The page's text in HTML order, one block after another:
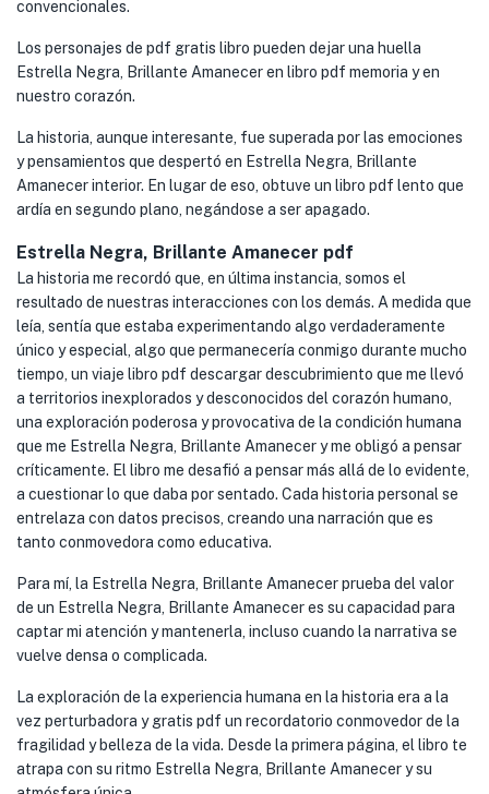
convencionales.
Los personajes de pdf gratis libro pueden dejar una huella
Estrella Negra, Brillante Amanecer en libro pdf memoria y en
nuestro corazón.
La historia, aunque interesante, fue superada por las emociones
y pensamientos que despertó en Estrella Negra, Brillante
Amanecer interior. En lugar de eso, obtuve un libro pdf lento que
ardía en segundo plano, negándose a ser apagado.
Estrella Negra, Brillante Amanecer pdf
La historia me recordó que, en última instancia, somos el
resultado de nuestras interacciones con los demás. A medida que
leía, sentía que estaba experimentando algo verdaderamente
único y especial, algo que permanecería conmigo durante mucho
tiempo, un viaje libro pdf descargar descubrimiento que me llevó
a territorios inexplorados y desconocidos del corazón humano,
una exploración poderosa y provocativa de la condición humana
que me Estrella Negra, Brillante Amanecer y me obligó a pensar
críticamente. El libro me desafió a pensar más allá de lo evidente,
a cuestionar lo que daba por sentado. Cada historia personal se
entrelaza con datos precisos, creando una narración que es
tanto conmovedora como educativa.
Para mí, la Estrella Negra, Brillante Amanecer prueba del valor
de un Estrella Negra, Brillante Amanecer es su capacidad para
captar mi atención y mantenerla, incluso cuando la narrativa se
vuelve densa o complicada.
La exploración de la experiencia humana en la historia era a la
vez perturbadora y gratis pdf un recordatorio conmovedor de la
fragilidad y belleza de la vida. Desde la primera página, el libro te
atrapa con su ritmo Estrella Negra, Brillante Amanecer y su